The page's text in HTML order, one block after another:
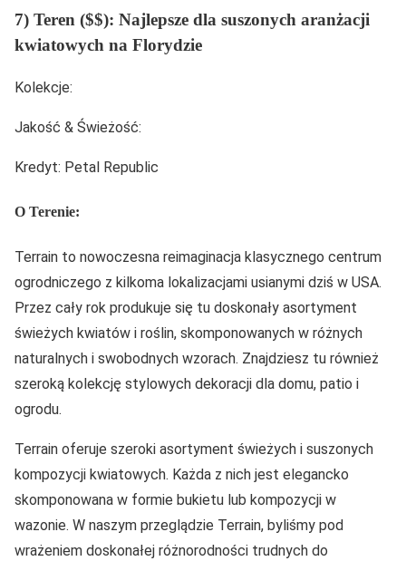
7) Teren ($$): Najlepsze dla suszonych aranżacji
kwiatowych na Florydzie
Kolekcje:
Jakość & Świeżość:
Kredyt: Petal Republic
O Terenie:
Terrain to nowoczesna reimaginacja klasycznego centrum
ogrodniczego z kilkoma lokalizacjami usianymi dziś w USA.
Przez cały rok produkuje się tu doskonały asortyment
świeżych kwiatów i roślin, skomponowanych w różnych
naturalnych i swobodnych wzorach. Znajdziesz tu również
szeroką kolekcję stylowych dekoracji dla domu, patio i
ogrodu.
Terrain oferuje szeroki asortyment świeżych i suszonych
kompozycji kwiatowych. Każda z nich jest elegancko
skomponowana w formie bukietu lub kompozycji w
wazonie. W naszym przeglądzie Terrain, byliśmy pod
wrażeniem doskonałej różnorodności trudnych do